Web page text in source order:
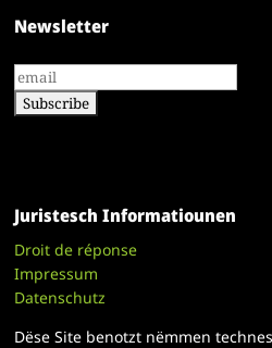
Newsletter
Juristesch Informatiounen
Droit de réponse
Impressum
Datenschutz
Dëse Site benotzt nëmmen